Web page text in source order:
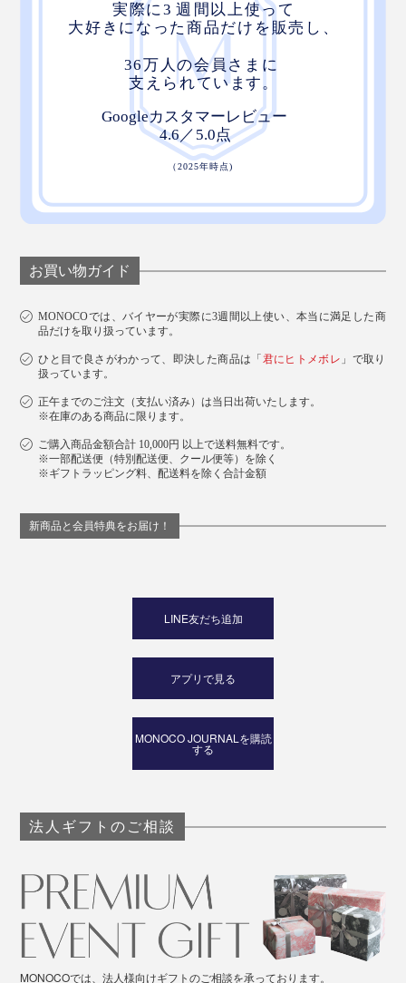
お買い物ガイド
MONOCOでは、バイヤーが実際に3週間以上使い、本当に満足した商
品だけを取り扱っています。
ひと目で良さがわかって、即決した商品は「 君にヒトメボレ 」で取り
扱っています。
正午までのご注文（支払い済み）は当日出荷いたします。
※在庫のある商品に限ります。
ご購入商品金額合計 10,000円 以上で送料無料です。
※一部配送便（特別配送便、クール便等）を除く
※ギフトラッピング料、配送料を除く合計金額
新商品と会員特典をお届け！
LINE友だち追加
アプリで見る
MONOCO JOURNALを購読
する
法人ギフトのご相談
MONOCOでは、法人様向けギフトのご相談を承っております。